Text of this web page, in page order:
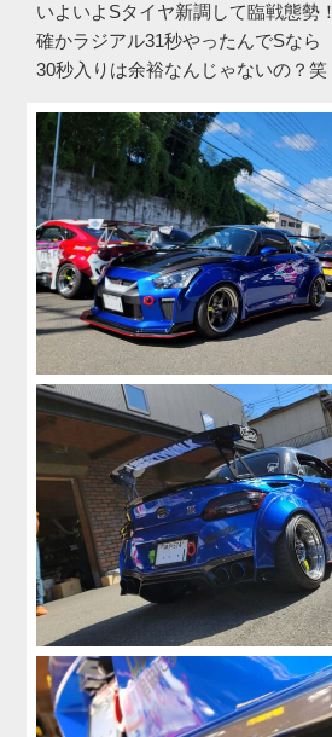
いよいよSタイヤ新調して臨戦態勢！
確かラジアル31秒やったんでSなら
30秒入りは余裕なんじゃないの？笑